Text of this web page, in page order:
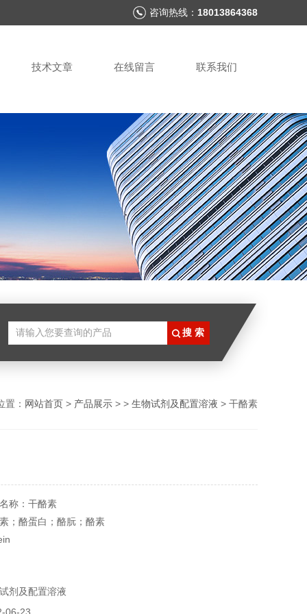
咨询热线： 18013864368
技术文章 在线留言 联系我们
置： 网站首页 > 产品展示 > > 生物试剂及配置溶液 > 干酪素
称：干酪素
；酪蛋白；酪朊；酪素
剂及配置溶液